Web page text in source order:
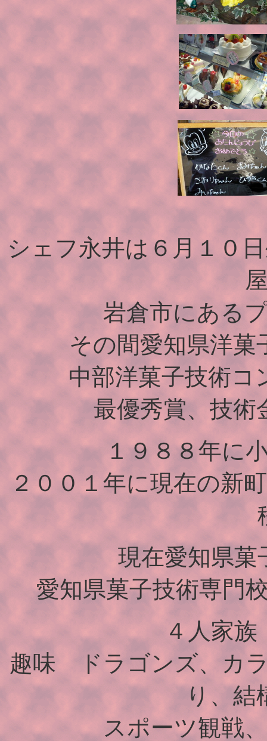
シェフ永井は６月１０
岩倉市にある
その間愛知県洋
中部洋菓子技術コ
最優秀賞、技術
１９８８年に
２００１年に現在の新
現在愛知県
愛知県菓子技術専門
４人家
趣味 ドラゴンズ、カ
り、結
スポーツ観戦、ボ